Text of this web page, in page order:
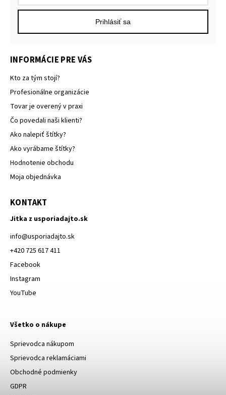
INFORMÁCIE PRE VÁS
Kto za tým stojí?
Profesionálne organizácie
Tovar je overený v praxi
Čo povedali naši klienti?
Ako nalepiť štítky?
Ako vyrábame štítky?
Hodnotenie obchodu
Moja objednávka
KONTAKT
Jitka z usporiadajto.sk
info@usporiadajto.sk
+420 725 617 411
Facebook
Instagram
YouTube
Všetko o nákupe
Sprievodca nákupom
Sprievodca reklamáciami
Obchodné podmienky
GDPR
Prihlásiť sa